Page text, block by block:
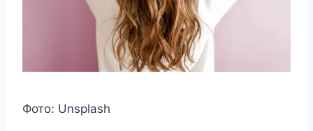
Фото: Unsplash